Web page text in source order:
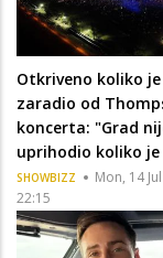
Otkriveno koliko
zaradio od
koncerta: "Grad
uprihodio koliko
SHOWBIZZ
Mon, 14
22:15